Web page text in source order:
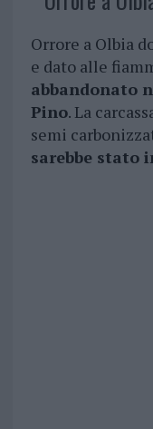
Orrore a Olbia
e dato alle
abbandonato
Pino. La
semi
sarebbe stato